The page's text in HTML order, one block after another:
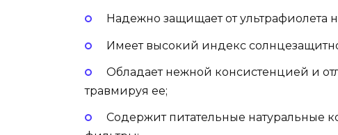
Надежно защищает от ультрафиолета
Имеет высокий индекс
Обладает нежной консистенцией и
травмируя ее;
Содержит питательные натуральные